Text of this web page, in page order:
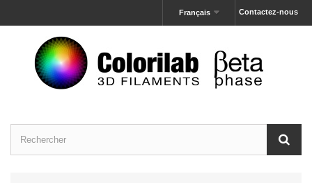
Contactez-nous
Français